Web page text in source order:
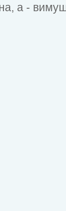
а -